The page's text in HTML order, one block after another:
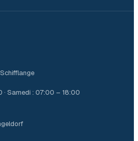
· Samedi : 07:00 – 18:00